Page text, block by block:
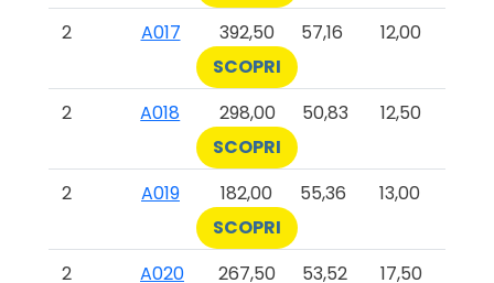
2
A017 392,50 57,16
12,00
SCOPRI
2
A018 298,00 50,83
12,50
SCOPRI
2
A019 182,00 55,36
13,00
SCOPRI
2
A020 267,50 53,52 17,50